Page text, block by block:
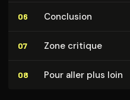
06 Conclusion
07 Zone critique
08 Pour aller plus loin